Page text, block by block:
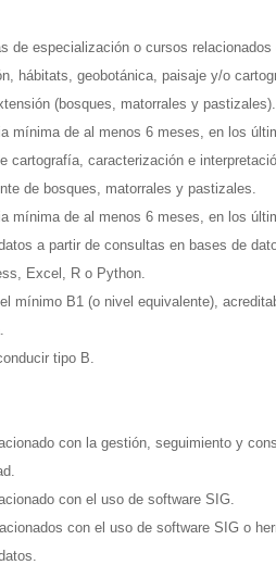
de especialización o cursos
hábitats, geobotánica, paisaje y/o
(bosques, matorrales y pastizales).
mínima de al menos 6 meses, en los
cartografía, caracterización e
de bosques, matorrales y pastizales.
mínima de al menos 6 meses, en los
a partir de consultas en bases de
Excel, R o Python.
mínimo B1 (o nivel equivalente),
tipo B.
con la gestión, seguimiento y
con el uso de software SIG.
con el uso de software SIG o